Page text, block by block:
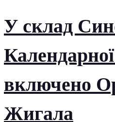
У склад
Календарної
включено
Жигала